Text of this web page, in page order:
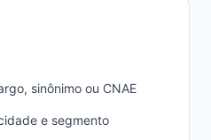
sinônimo ou CNAE
e segmento